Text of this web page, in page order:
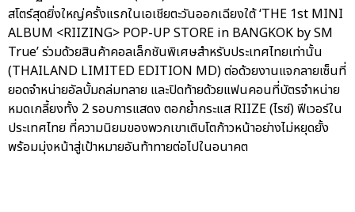
สโตร์สุดยิ่งใหญ่ครั้งแรกในเอเชียตะวันออกเฉียงใต้ ‘THE 1st MINI
ALBUM <RIIZING> POP-UP STORE in BANGKOK by SM
True’ ร่วมด้วยสินค้าคอลเล็กชันพิเศษสำหรับประเทศไทยเท่านั้น
(THAILAND LIMITED EDITION MD) ต่อด้วยงานแจกลายเซ็นที่
ยอดจำหน่ายอัลบั้มถล่มทลาย และปิดท้ายด้วยแฟนคอนที่บัตรจำหน่าย
หมดเกลี้ยงทั้ง 2 รอบการแสดง ตอกย้ำกระแส RIIZE (ไรซ์) ฟีเวอร์ใน
ประเทศไทย ที่ความนิยมของพวกเขาเติบโตก้าวหน้าอย่างไม่หยุดยั้ง
พร้อมมุ่งหน้าสู่เป้าหมายอันท้าทายต่อไปในอนาคต